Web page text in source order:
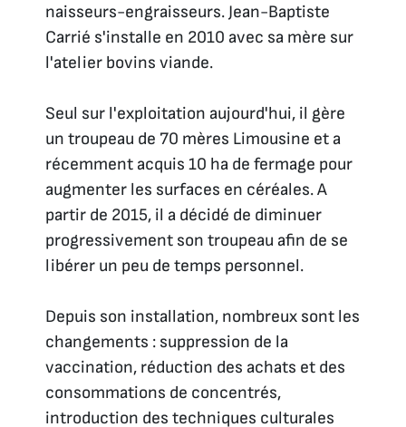
naisseurs-engraisseurs. Jean-Baptiste
Carrié s'installe en 2010 avec sa mère sur
l'atelier bovins viande.
Seul sur l'exploitation aujourd'hui, il gère
un troupeau de 70 mères Limousine et a
récemment acquis 10 ha de fermage pour
augmenter les surfaces en céréales. A
partir de 2015, il a décidé de diminuer
progressivement son troupeau afin de se
libérer un peu de temps personnel.
Depuis son installation, nombreux sont les
changements : suppression de la
vaccination, réduction des achats et des
consommations de concentrés,
introduction des techniques culturales